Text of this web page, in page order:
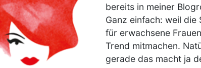
bereits in meiner
Ganz einfach: weil
für erwachsene
Trend mitmachen.
gerade das macht ja